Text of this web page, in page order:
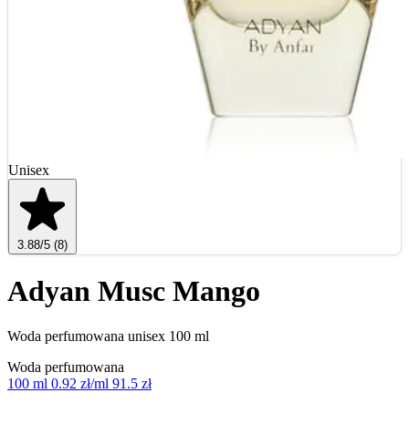
Unisex
3.88/5 (8)
Adyan Musc Mango
Woda perfumowana unisex 100 ml
Woda perfumowana
100 ml 0.92 zł/ml 91.5 zł